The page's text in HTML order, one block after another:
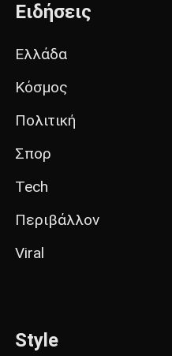
Ειδήσεις
Ελλάδα
Κόσμος
Πολιτική
Σπορ
Tech
Περιβάλλον
Viral
Style